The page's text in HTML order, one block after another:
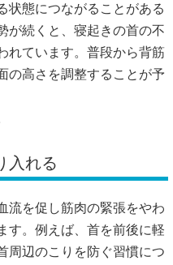
状態につながることがある
が続くと、寝起きの首の不
れています。普段から背筋
の高さを調整することが予
入れる
流を促し筋肉の緊張をやわ
す。例えば、首を前後に軽
周辺のこりを防ぐ習慣につ